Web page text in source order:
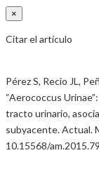
×
Citar el artículo
Pérez S, Recio JL,
“Aerococcus
tracto urinario,
subyacente. Actual.
10.15568/